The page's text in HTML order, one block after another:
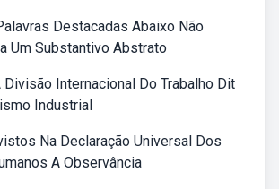
Destacadas Abaixo Não
Um Substantivo Abstrato
Divisão Internacional Do Trabalho Dit
Industrial
Na Declaração Universal Dos
A Observância